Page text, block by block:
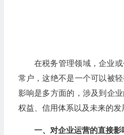
在税务管理领域，企业
常户，这绝不是一个可以被
影响是多方面的，涉及到企
权益、信用体系以及未来的发
一、对企业运营的直接影